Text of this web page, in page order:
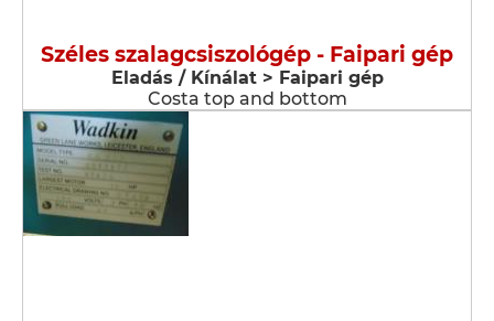
Széles szalagcsiszológép - Faipari gép
Eladás / Kínálat > Faipari gép
Costa top and bottom